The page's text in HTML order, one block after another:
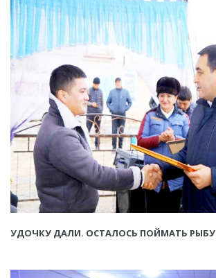
УДОЧКУ ДАЛИ. ОСТАЛОСЬ ПОЙМАТЬ РЫБУ